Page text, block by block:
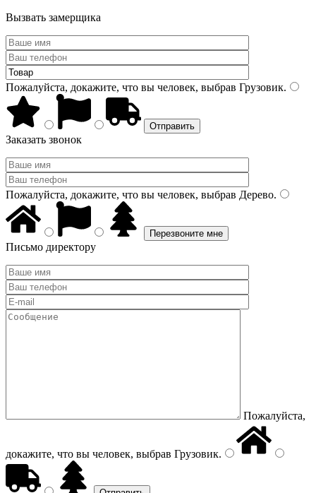
Вызвать замерщика
Пожалуйста, докажите, что вы человек, выбрав Грузовик.
Заказать звонок
Пожалуйста, докажите, что вы человек, выбрав Дерево.
Письмо директору
Пожалуйста,
докажите, что вы человек, выбрав Грузовик.